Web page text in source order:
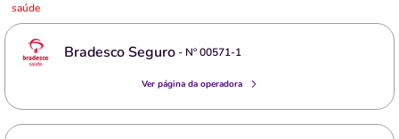
saúde
Bradesco Seguro- Nº00571-1
Ver página da operadora